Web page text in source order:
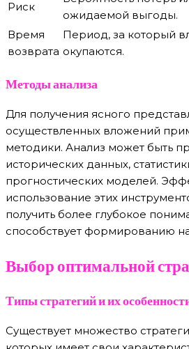
Риск
ожидаемой выгоды.
Время
возврата
Период, за который
окупаются.
Методы анализа
Для получения ясного
осуществленных вложений
методики. Анализ может быть
исторических данных,
прогностических моделей.
использование этих
получить более глубокое
способствует формированию
Выбор оптимальной
Типы стратегий и их
Существует множество